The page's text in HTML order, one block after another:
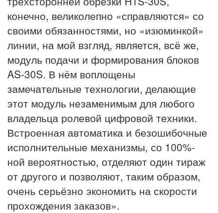
конечно, великолепно «справляются» со
своими обязанностями, но «изюминкой»
линии, на мой взгляд, является, всё же,
модуль подачи и формирования блоков
AS-30S. В нём воплощены
замечательные технологии, делающие
этот модуль незаменимым для любого
владельца ролевой цифровой техники.
Встроенная автоматика и безошибочные
исполнительные механизмы, со 100%-
ной вероятностью, отделяют один тираж
от другого и позволяют, таким образом,
очень серьёзно экономить на скорости
прохождения заказов».